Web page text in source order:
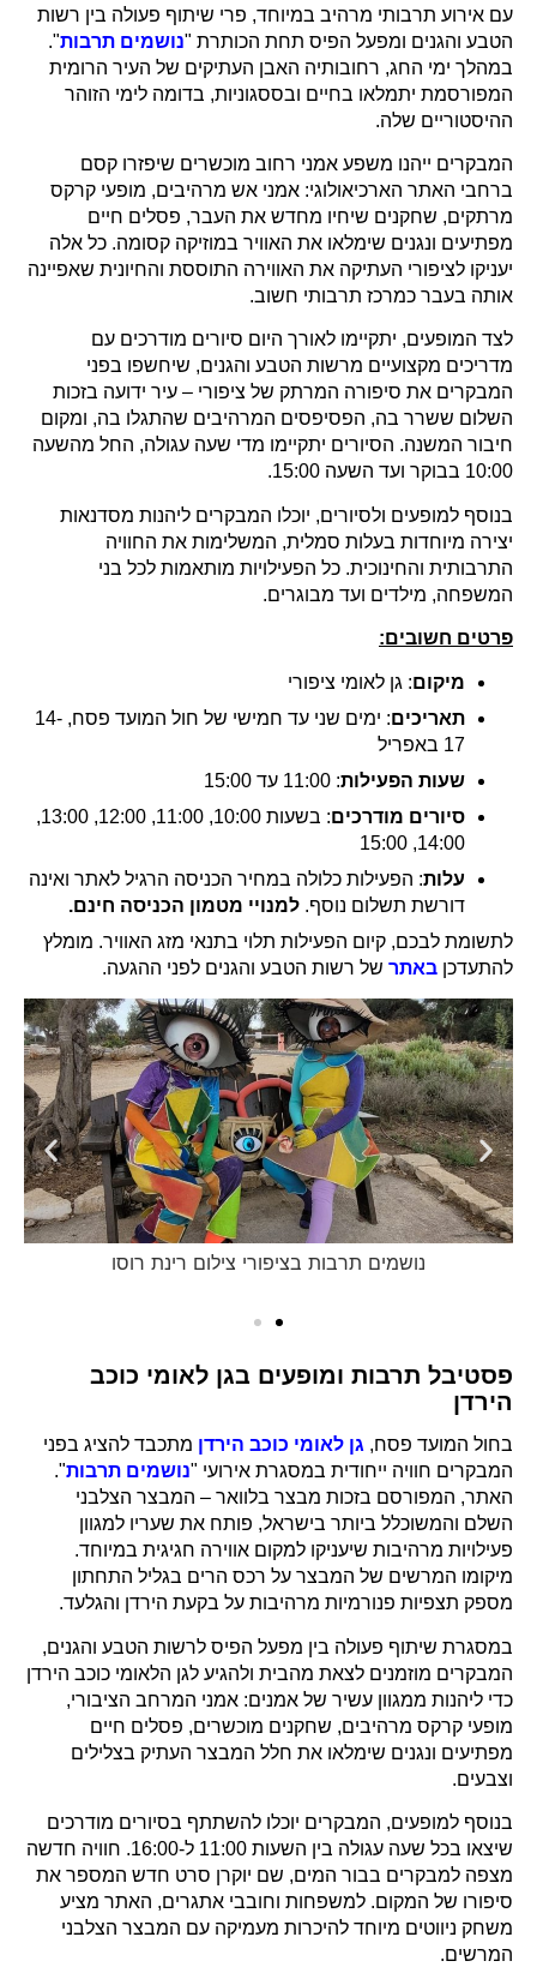
עם אירוע תרבותי מרהיב במיוחד, פרי שיתוף פעולה בין רשות
הטבע והגנים ומפעל הפיס תחת הכותרת "נושמים תרבות".
במהלך ימי החג, רחובותיה האבן העתיקים של העיר הרומית
המפורסמת יתמלאו בחיים ובססגוניות, בדומה לימי הזוהר
ההיסטוריים שלה.
המבקרים ייהנו משפע אמני רחוב מוכשרים שיפזרו קסם
ברחבי האתר הארכיאולוגי: אמני אש מרהיבים, מופעי קרקס
מרתקים, שחקנים שיחיו מחדש את העבר, פסלים חיים
מפתיעים ונגנים שימלאו את האוויר במוזיקה קסומה. כל אלה
יעניקו לציפורי העתיקה את האווירה התוססת והחיונית שאפיינה
אותה בעבר כמרכז תרבותי חשוב.
לצד המופעים, יתקיימו לאורך היום סיורים מודרכים עם
מדריכים מקצועיים מרשות הטבע והגנים, שיחשפו בפני
המבקרים את סיפורה המרתק של ציפורי – עיר ידועה בזכות
השלום ששרר בה, הפסיפסים המרהיבים שהתגלו בה, ומקום
חיבור המשנה. הסיורים יתקיימו מדי שעה עגולה, החל מהשעה
10:00 בבוקר ועד השעה 15:00.
בנוסף למופעים ולסיורים, יוכלו המבקרים ליהנות מסדנאות
יצירה מיוחדות בעלות סמלית, המשלימות את החוויה
התרבותית והחינוכית. כל הפעילויות מותאמות לכל בני
המשפחה, מילדים ועד מבוגרים.
פרטים חשובים:
מיקום: גן לאומי ציפורי
תאריכים
: ימים שני עד חמישי של חול המועד פסח, 14-
17 באפריל
שעות הפעילות: 11:00 עד 15:00
סיורים מודרכים
: בשעות 10:00, 11:00, 12:00, 13:00,
14:00, 15:00
עלות: הפעילות כלולה במחיר הכניסה הרגיל לאתר ואינה
דורשת תשלום נוסף. למנויי מטמון הכניסה חינם.
לתשומת לבכם, קיום הפעילות תלוי בתנאי מזג האוויר. מומלץ
להתעדכן באתר של רשות הטבע והגנים לפני ההגעה.
נושמים תרבות בציפורי צילום רינת רוסו
פסטיבל תרבות ומופעים בגן לאומי כוכב
הירדן
בחול המועד פסח, גן לאומי כוכב הירדן מתכבד להציג בפני
המבקרים חוויה ייחודית במסגרת אירועי "נושמים תרבות".
האתר, המפורסם בזכות מבצר בלוואר – המבצר הצלבני
השלם והמשוכלל ביותר בישראל, פותח את שעריו למגוון
פעילויות מרהיבות שיעניקו למקום אווירה חגיגית במיוחד.
מיקומו המרשים של המבצר על רכס הרים בגליל התחתון
מספק תצפיות פנורמיות מרהיבות על בקעת הירדן והגלעד.
במסגרת שיתוף פעולה בין מפעל הפיס לרשות הטבע והגנים,
המבקרים מוזמנים לצאת מהבית ולהגיע לגן הלאומי כוכב הירדן
כדי ליהנות ממגוון עשיר של אמנים: אמני המרחב הציבורי,
מופעי קרקס מרהיבים, שחקנים מוכשרים, פסלים חיים
מפתיעים ונגנים שימלאו את חלל המבצר העתיק בצלילים
וצבעים.
בנוסף למופעים, המבקרים יוכלו להשתתף בסיורים מודרכים
שיצאו בכל שעה עגולה בין השעות 11:00 ל-16:00. חוויה חדשה
מצפה למבקרים בבור המים, שם יוקרן סרט חדש המספר את
סיפורו של המקום. למשפחות וחובבי אתגרים, האתר מציע
משחק ניווטים מיוחד להיכרות מעמיקה עם המבצר הצלבני
המרשים.